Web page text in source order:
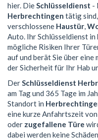
hier. DieSchlüsseldienst -
Herbrechtingen tätig
verschlossene Haustür,
Auto. Ihr Schlüsseldienst in
mögliche Risiken Ihrer
auf und berät Sie über
der Sicherheit für Ihr Hab
DerSchlüsseldienst
am Tag und 365 Tage im
Standort in
eine kurze Anfahrtszeit
oder zugefallene Türe
dabei werden keine